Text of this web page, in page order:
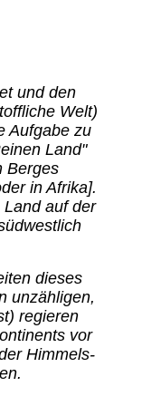
und den
Welt)
Aufgabe zu
Land"
Berges
in Afrika].
auf der
dieses
unzähligen,
regieren
vor
Himmels-